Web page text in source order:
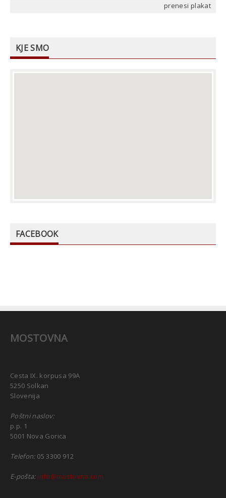
prenesi plakat
KJE SMO
FACEBOOK
MOSTOVNA
Cesta IX. korpusa 99A
5250 Solkan
Slovenija
Poštni naslov:
p.p. 1
5001 Nova Gorica
Telefon:05 3300 912
E-pošta: info@mostovna.com